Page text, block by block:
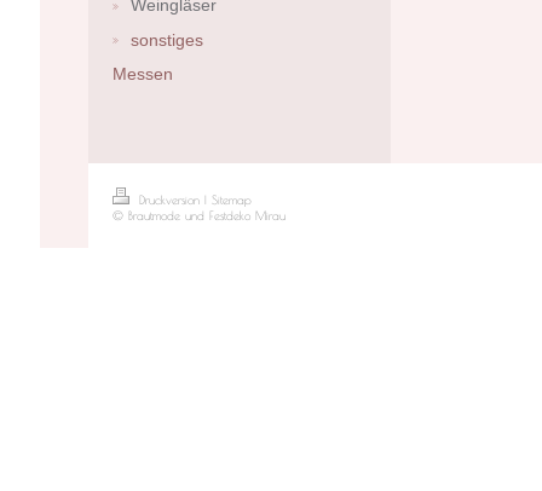
Weingläser
sonstiges
Messen
Druckversion
Sitemap
© Brautmode und Festdeko Mirau